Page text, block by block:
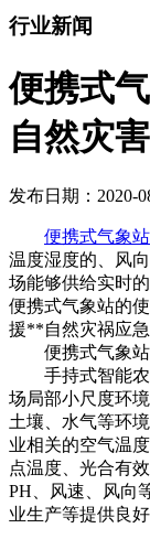
行业新闻
便携式
自然灾害
发布日期：2020-
便携式气象站
温度湿度的、风
场能够供给实时
便携式气象站的
援**自然灾祸应
便携式气象站
手持式智能农
场局部小尺度环
土壤、水气等环
业相关的空气温
点温度、光合有
PH、风速、风向
业生产等提供良好